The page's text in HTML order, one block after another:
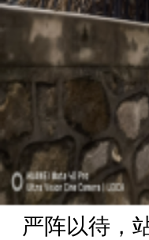
严阵以待，